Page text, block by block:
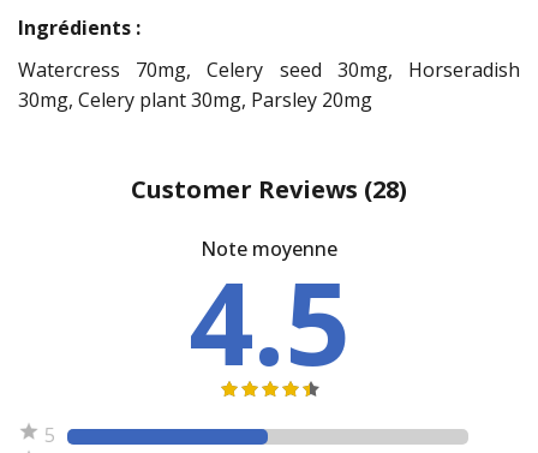
Ingrédients :
Watercress 70mg, Celery seed 30mg, Horseradish
30mg, Celery plant 30mg, Parsley 20mg
Customer Reviews (28)
Note moyenne
4.5
5